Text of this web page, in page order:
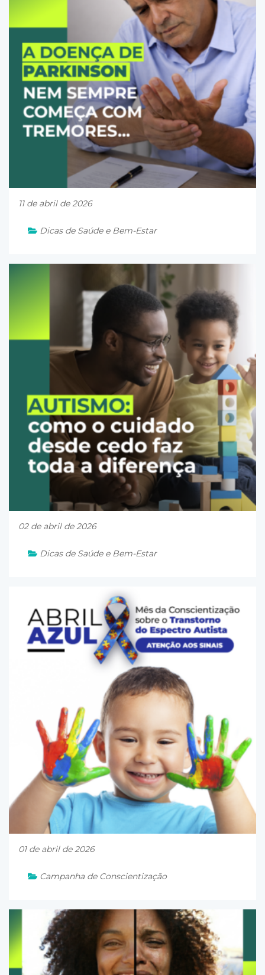
11 de abril de 2026
Dicas de Saúde e Bem-Estar
02 de abril de 2026
Dicas de Saúde e Bem-Estar
01 de abril de 2026
Campanha de Conscientização